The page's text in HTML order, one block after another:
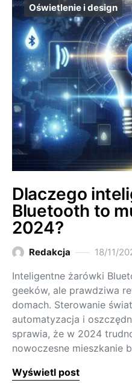
Oświetlenie i design
Dlaczego
Bluetooth to
2024?
Redakcja 18/11/
Inteligentne żarówki
geeków, ale prawdziwa
domach. Sterowanie
automatyzacja i
sprawia, że w 2024
nowoczesne mieszkanie
Wyświetl post